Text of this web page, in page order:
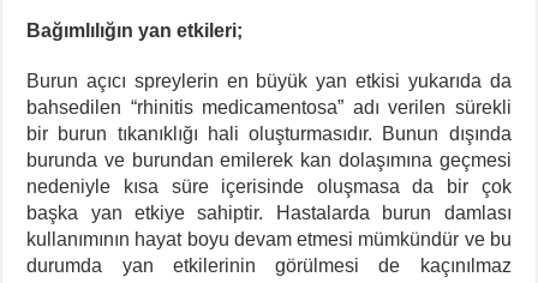
Bağımlılığın yan etkileri;
Burun açıcı spreylerin en büyük yan etkisi yukarıda da
bahsedilen “rhinitis medicamentosa” adı verilen sürekli
bir burun tıkanıklığı hali oluşturmasıdır. Bunun dışında
burunda ve burundan emilerek kan dolaşımına geçmesi
nedeniyle kısa süre içerisinde oluşmasa da bir çok
başka yan etkiye sahiptir. Hastalarda burun damlası
kullanımının hayat boyu devam etmesi mümkündür ve bu
durumda yan etkilerinin görülmesi de kaçınılmaz